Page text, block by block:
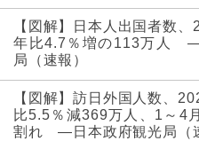
【図解】日本人出国者数
年比4.7％増の113万人
局（速報）
【図解】訪日外国人数、
比5.5％減369万人、1～4
割れ ―日本政府観光局（